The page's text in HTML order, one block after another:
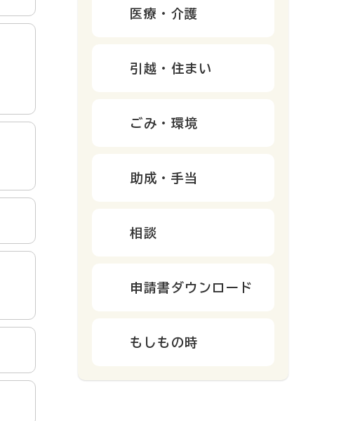
医療・介護
引越・住まい
ごみ・環境
助成・手当
相談
申請書ダウンロード
もしもの時